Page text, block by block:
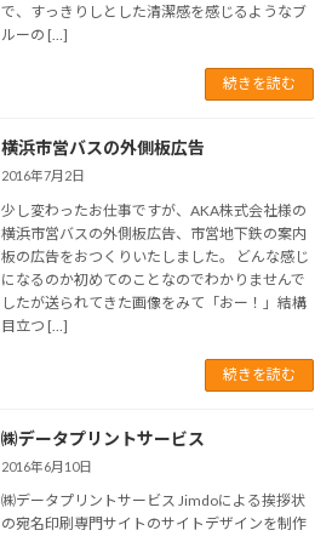
で、すっきりしとした清潔感を感じるようなブ
ルーの […]
続きを読む
横浜市営バスの外側板広告
2016年7月2日
少し変わったお仕事ですが、AKA株式会社様の
横浜市営バスの外側板広告、市営地下鉄の案内
板の広告をおつくりいたしました。 どんな感じ
になるのか初めてのことなのでわかりませんで
したが送られてきた画像をみて「おー！」結構
目立つ […]
続きを読む
㈱データプリントサービス
2016年6月10日
㈱データプリントサービス Jimdoによる挨拶状
の宛名印刷専門サイトのサイトデザインを制作